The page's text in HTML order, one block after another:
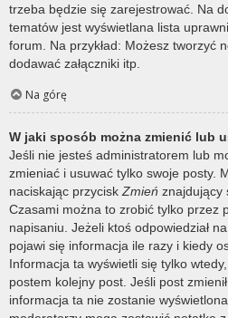
trzeba będzie się zarejestrować. Na
tematów jest wyświetlana lista
forum. Na przykład: Możesz tworzyć
dodawać załączniki itp.
Na górę
W jaki sposób można zmienić lub
Jeśli nie jesteś administratorem lub
zmieniać i usuwać tylko swoje posty.
naciskając przycisk Zmień znajdujący
Czasami można to zrobić tylko przez
napisaniu. Jeżeli ktoś odpowiedział
pojawi się informacja ile razy i kiedy
Informacja ta wyświetli się tylko
postem kolejny post. Jeśli post
informacja ta nie zostanie